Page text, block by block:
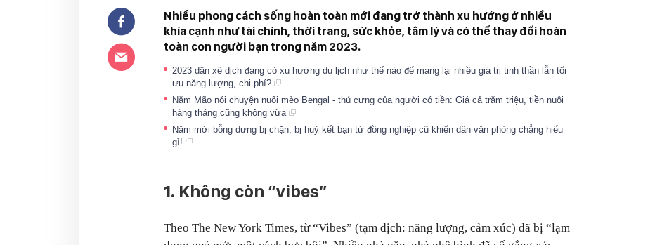
Nhiều phong cách sống hoàn toàn mới đang trở thành xu hướng ở nhiều
khía cạnh như tài chính, thời trang, sức khỏe, tâm lý và có thể thay đổi hoàn
toàn con người bạn trong năm 2023.
2023 dân xê dịch đang có xu hướng du lịch như thế nào để mang lại nhiều giá trị tinh thần lẫn tối
ưu năng lượng, chi phí?
Năm Mão nói chuyện nuôi mèo Bengal - thú cưng của người có tiền: Giá cả trăm triệu, tiền nuôi
hàng tháng cũng không vừa
Năm mới bỗng dưng bị chặn, bị huỷ kết bạn từ đồng nghiệp cũ khiến dân văn phòng chẳng hiểu
gì!
1. Không còn “vibes”
Theo The New York Times, từ “Vibes” (tạm dịch: năng lượng, cảm xúc) đã bị “lạm